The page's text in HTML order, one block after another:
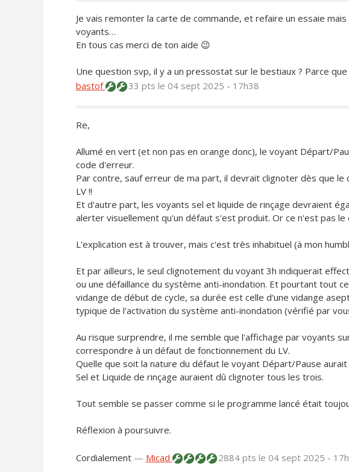
Je vais remonter la carte de commande, et refaire un essaie mais
voyants…
En tous cas merci de ton aide 😉
Une question svp, il y a un pressostat sur le bestiaux ? Parce
bastof
33 pts le 04 sept 2025 - 17h38
Re,
Allumé en vert (et non pas en orange donc), le voyant Départ/
code d'erreur.
Par contre, sauf erreur de ma part, il devrait clignoter dès que
LV !!
Et d'autre part, les voyants sel et liquide de rinçage devraient
alerter visuellement qu'un défaut s'est produit. Or ce n'est pas le
L'explication est à trouver, mais c'est très inhabituel (à mon
Et par ailleurs, le seul clignotement du voyant 3h indiquerait
ou une défaillance du système anti-inondation. Et pourtant tout
vidange de début de cycle, sa durée est celle d'une vidange
typique de l'activation du système anti-inondation (vérifié par
Au risque surprendre, il me semble que l'affichage par voyants
correspondre à un défaut de fonctionnement du LV.
Quelle que soit la nature du défaut le voyant Départ/Pause
Sel et Liquide de rinçage auraient dû clignoter tous les trois.
Tout semble se passer comme si le programme lancé était
Réflexion à poursuivre.
Cordialement — Micad 2884 pts le 04 sept 2025 -